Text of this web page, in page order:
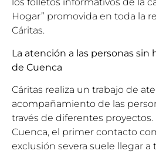
los folletos informativos de la
Hogar” promovida en toda la
Cáritas.
La atención a las personas sin
de Cuenca
Cáritas realiza un trabajo de
acompañamiento de las
través de diferentes
Cuenca, el primer contacto
exclusión severa suele llegar a